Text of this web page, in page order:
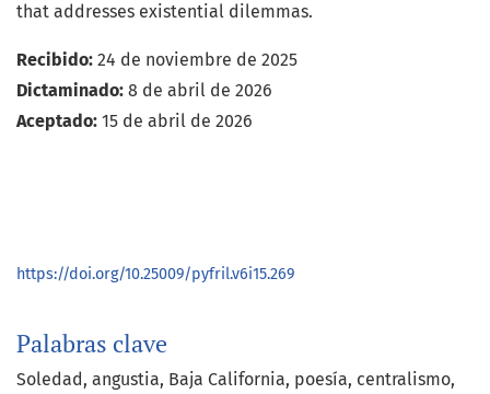
Palabras clave
Soledad angustia Baja California poesía centralismo
that addresses existential dilemmas.
Recibido: 24 de noviembre de 2025
Dictaminado: 8 de abril de 2026
Aceptado: 15 de abril de 2026
https://doi.org/10.25009/pyfril.v6i15.269